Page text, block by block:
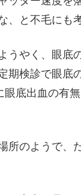
と不毛にも
うやく、眼底
期検診で眼底
底出血の有
所のようで、